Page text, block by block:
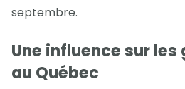
septembre.
Une influence sur
au Québec